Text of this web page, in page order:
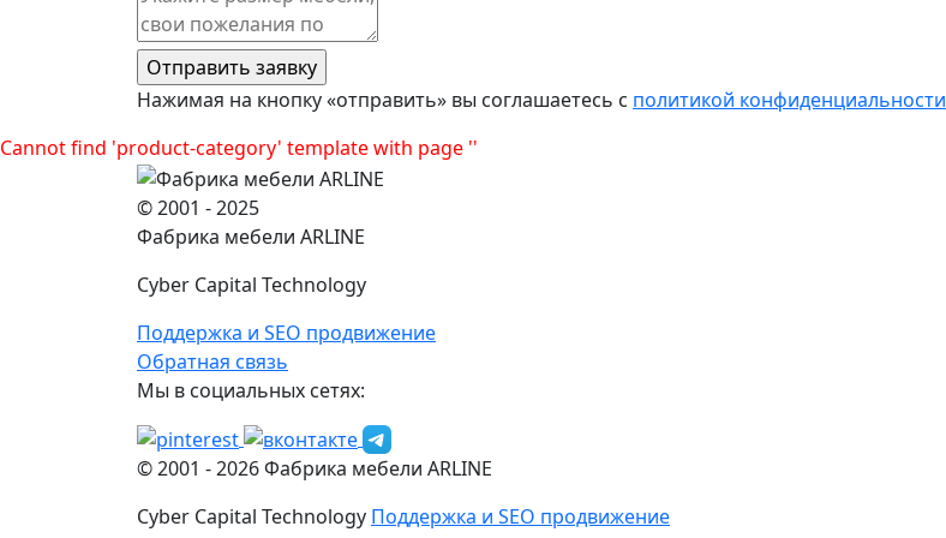
Нажимая на кнопку «отправить» вы соглашаетесь с политикой конфиденциальности
Cannot find 'product-category' template with page ''
© 2001 - 2025
Фабрика мебели ARLINE
Cyber Capital Technology
Поддержка и SEO продвижение
Обратная связь
Мы в социальных сетях:
© 2001 -2026Фабрика мебели ARLINE
Cyber Capital Technology Поддержка и SEO продвижение